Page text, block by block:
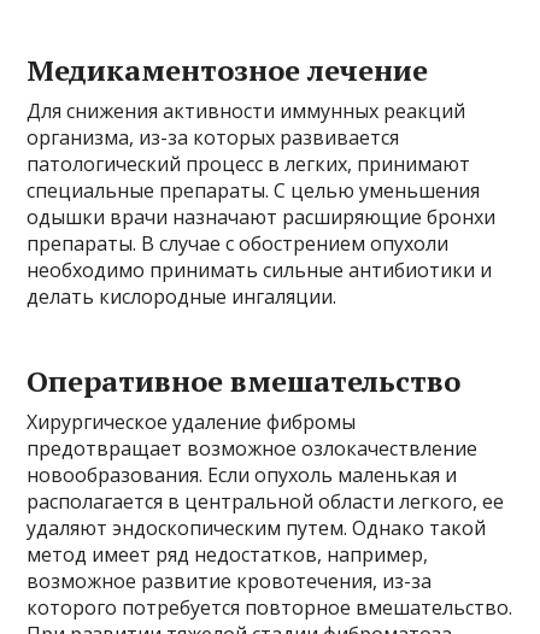
Медикаментозное лечение
Для снижения активности иммунных реакций
организма, из-за которых развивается
патологический процесс в легких, принимают
специальные препараты. С целью уменьшения
одышки врачи назначают расширяющие бронхи
препараты. В случае с обострением опухоли
необходимо принимать сильные антибиотики и
делать кислородные ингаляции.
Оперативное вмешательство
Хирургическое удаление фибромы
предотвращает возможное озлокачествление
новообразования. Если опухоль маленькая и
располагается в центральной области легкого, ее
удаляют эндоскопическим путем. Однако такой
метод имеет ряд недостатков, например,
возможное развитие кровотечения, из-за
которого потребуется повторное вмешательство.